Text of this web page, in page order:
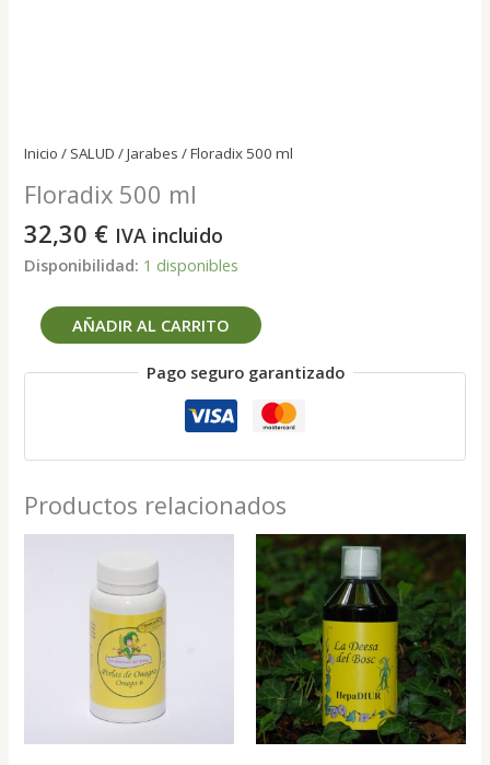
Inicio / SALUD /Jarabes / Floradix 500 ml
Floradix 500 ml
32,30 € IVA incluido
Disponibilidad: 1 disponibles
Floradix
500
ml
AÑADIR AL CARRITO
Pago seguro garantizado
Productos relacionados